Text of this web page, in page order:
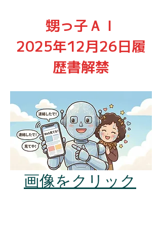
甥っ子ＡＩ
2025年12月26日履
歴書解禁
画像をクリック